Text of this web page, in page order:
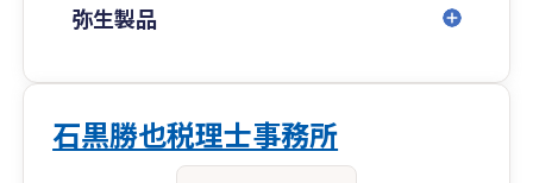
弥生製品
石黒勝也税理士事務所